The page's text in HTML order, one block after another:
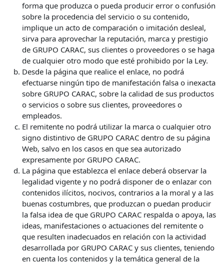
forma que produzca o pueda producir error o confusión
sobre la procedencia del servicio o su contenido,
implique un acto de comparación o imitación desleal,
sirva para aprovechar la reputación, marca y prestigio
de GRUPO CARAC, sus clientes o proveedores o se haga
de cualquier otro modo que esté prohibido por la Ley.
Desde la página que realice el enlace, no podrá
efectuarse ningún tipo de manifestación falsa o inexacta
sobre GRUPO CARAC, sobre la calidad de sus productos
o servicios o sobre sus clientes, proveedores o
empleados.
El remitente no podrá utilizar la marca o cualquier otro
signo distintivo de GRUPO CARAC dentro de su página
Web, salvo en los casos en que sea autorizado
expresamente por GRUPO CARAC.
La página que establezca el enlace deberá observar la
legalidad vigente y no podrá disponer de o enlazar con
contenidos ilícitos, nocivos, contrarios a la moral y a las
buenas costumbres, que produzcan o puedan producir
la falsa idea de que GRUPO CARAC respalda o apoya, las
ideas, manifestaciones o actuaciones del remitente o
que resulten inadecuados en relación con la actividad
desarrollada por GRUPO CARAC y sus clientes, teniendo
en cuenta los contenidos y la temática general de la